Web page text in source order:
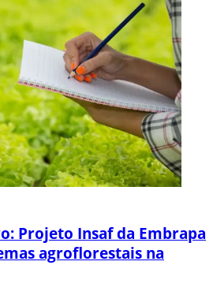
Projeto Insaf da Embrapa
agroflorestais na